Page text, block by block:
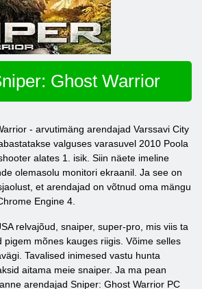
Ghost Warrior
- arvutimäng arendajad Varssavi City
valguses varasuvel 2010 Poola
alates 1. isik. Siin näete imeline
olemasolu monitori ekraanil. Ja see on
et arendajad on võtnud oma mängu
Engine 4.
relvajõud, snaiper, super-pro, mis viis ta
pigem mõnes kauges riigis. Võime selles
Tavalised inimesed vastu hunta
aitama meie snaiper. Ja ma pean
arendajad Sniper: Ghost Warrior PC